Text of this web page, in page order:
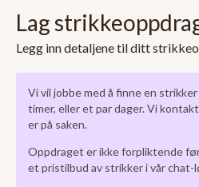
Lag
Legg inn detaljene til ditt
Vi vil jobbe med å finne en
timer, eller et par dager. Vi
er på saken.
Oppdraget er ikke forpliktende
et pristilbud av strikker i vår chat-